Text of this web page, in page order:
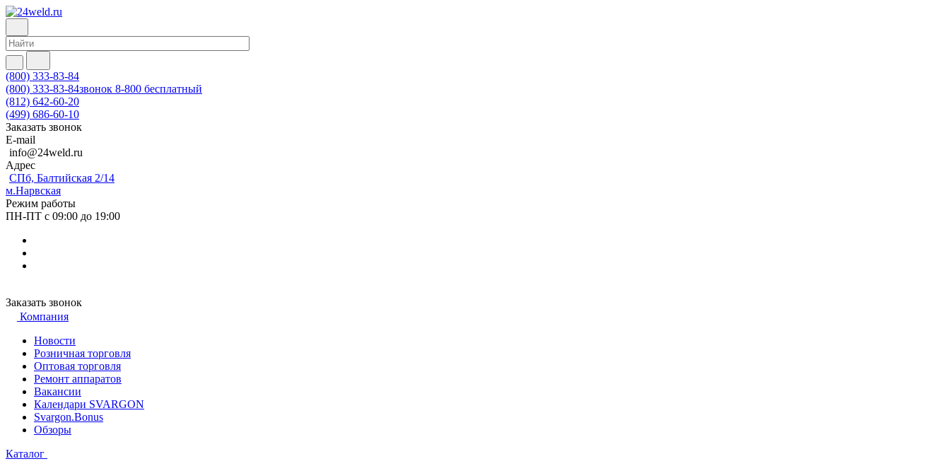
(800) 333-83-84
(800) 333-83-84звонок 8-800 бесплатный
(812) 642-60-20
(499) 686-60-10
Заказать звонок
E-mail
info@24weld.ru
Адрес
СПб, Балтийская 2/14
м.Нарвская
Режим работы
ПН-ПТ с 09:00 до 19:00
Заказать звонок
Компания
Новости
Розничная торговля
Оптовая торговля
Ремонт аппаратов
Вакансии
Календари SVARGON
Svargon.Bonus
Обзоры
Каталог